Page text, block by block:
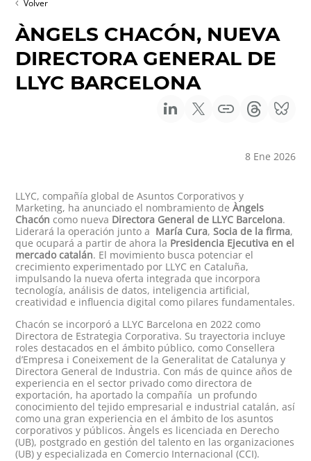
Volver
ÀNGELS CHACÓN, NUEVA
DIRECTORA GENERAL DE
LLYC BARCELONA
8 Ene 2026
LLYC, compañía global de Asuntos Corporativos y
Marketing, ha anunciado el nombramiento de Àngels
Chacón como nueva Directora General de LLYC Barcelona.
Liderará la operación junto a María Cura,Socia de la firma,
que ocupará a partir de ahora la Presidencia Ejecutiva en el
mercado catalán. El movimiento busca potenciar el
crecimiento experimentado por LLYC en Cataluña,
impulsando la nueva oferta integrada que incorpora
tecnología, análisis de datos, inteligencia artificial,
creatividad e influencia digital como pilares fundamentales.
Chacón se incorporó a LLYC Barcelona en 2022 como
Directora de Estrategia Corporativa. Su trayectoria incluye
roles destacados en el ámbito público, como Consellera
d’Empresa i Coneixement de la Generalitat de Catalunya y
Directora General de Industria. Con más de quince años de
experiencia en el sector privado como directora de
exportación, ha aportado la compañía un profundo
conocimiento del tejido empresarial e industrial catalán, así
como una gran experiencia en el ámbito de los asuntos
corporativos y públicos. Àngels es licenciada en Derecho
(UB), postgrado en gestión del talento en las organizaciones
(UB) y especializada en Comercio Internacional (CCI).